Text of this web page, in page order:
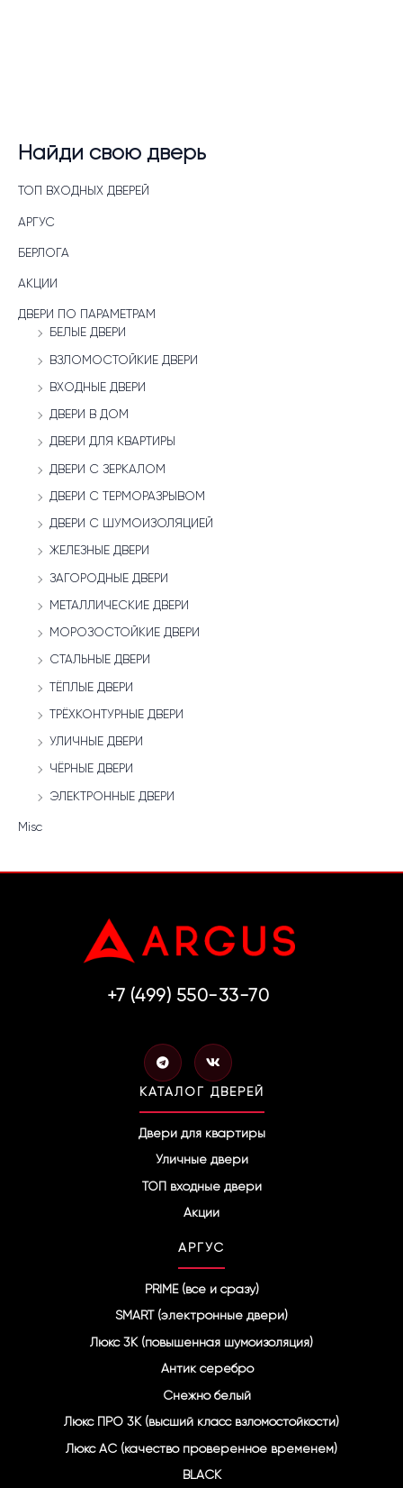
Найди свою дверь
ТОП ВХОДНЫХ ДВЕРЕЙ
АРГУС
БЕРЛОГА
АКЦИИ
ДВЕРИ ПО ПАРАМЕТРАМ
БЕЛЫЕ ДВЕРИ
ВЗЛОМОСТОЙКИЕ ДВЕРИ
ВХОДНЫЕ ДВЕРИ
ДВЕРИ В ДОМ
ДВЕРИ ДЛЯ КВАРТИРЫ
ДВЕРИ С ЗЕРКАЛОМ
ДВЕРИ С ТЕРМОРАЗРЫВОМ
ДВЕРИ С ШУМОИЗОЛЯЦИЕЙ
ЖЕЛЕЗНЫЕ ДВЕРИ
ЗАГОРОДНЫЕ ДВЕРИ
МЕТАЛЛИЧЕСКИЕ ДВЕРИ
МОРОЗОСТОЙКИЕ ДВЕРИ
СТАЛЬНЫЕ ДВЕРИ
ТЁПЛЫЕ ДВЕРИ
ТРЁХКОНТУРНЫЕ ДВЕРИ
УЛИЧНЫЕ ДВЕРИ
ЧЁРНЫЕ ДВЕРИ
ЭЛЕКТРОННЫЕ ДВЕРИ
Misc
+7 (499) 550-33-70
T
e
l
e
g
r
m
V
k
КАТАЛОГ ДВЕРЕЙ
Двери для квартиры
Уличные двери
ТОП входные двери
Акции
АРГУС
PRIME (все и сразу)
SMART (электронные двери)
Люкс 3К (повышенная шумоизоляция)
Антик серебро
Снежно белый
Люкс ПРО 3К (высший класс взломостойкости)
Люкс АС (качество проверенное временем)
BLACK